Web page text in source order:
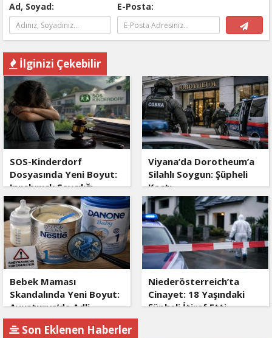
Ad, Soyad: E-Posta:
İlginizi Çekebilir
SOS-Kinderdorf
Dosyasında Yeni Boyut:
Innsbruck Savcılığı
Devrede
Viyana’da Dorotheum’a
Silahlı Soygun: Şüpheli
Kaçtı
Bebek Maması
Skandalında Yeni Boyut:
Avusturya’da Adli
Soruşturma
Niederösterreich’ta
Cinayet: 18 Yaşındaki
Şüpheli İtiraf Etti
Son Eklenen Haberler